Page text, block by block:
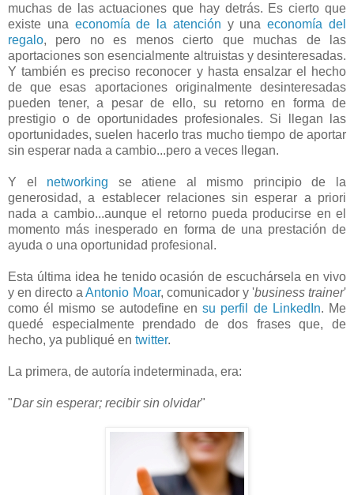
muchas de las actuaciones que hay detrás. Es cierto que
existe una economía de la atención y unaeconomía del
regalo, pero no es menos cierto que muchas de las
aportaciones son esencialmente altruistas y desinteresadas.
Y también es preciso reconocer y hasta ensalzar el hecho
de que esas aportaciones originalmente desinteresadas
pueden tener, a pesar de ello, su retorno en forma de
prestigio o de oportunidades profesionales. Si llegan las
oportunidades, suelen hacerlo tras mucho tiempo de aportar
sin esperar nada a cambio...pero a veces llegan.
Y el networking se atiene al mismo principio de la
generosidad, a establecer relaciones sin esperar a priori
nada a cambio...aunque el retorno pueda producirse en el
momento más inesperado en forma de una prestación de
ayuda o una oportunidad profesional.
Esta última idea he tenido ocasión de escuchársela en vivo
y en directo aAntonio Moar, comunicador y 'business trainer'
como él mismo se autodefine ensu perfil de LinkedIn. Me
quedé especialmente prendado de dos frases que, de
hecho, ya publiqué en twitter.
La primera, de autoría indeterminada, era:
"Dar sin esperar; recibir sin olvidar"